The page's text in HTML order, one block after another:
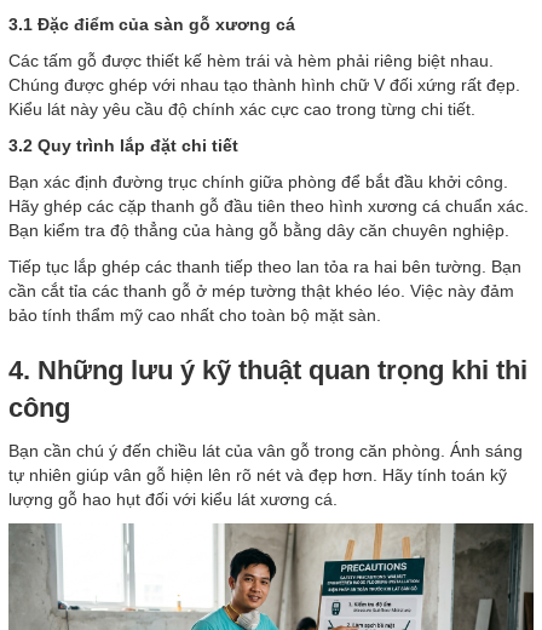
3.1 Đặc điểm của sàn gỗ xương cá
Các tấm gỗ được thiết kế hèm trái và hèm phải riêng biệt nhau.
Chúng được ghép với nhau tạo thành hình chữ V đối xứng rất đẹp.
Kiểu lát này yêu cầu độ chính xác cực cao trong từng chi tiết.
3.2 Quy trình lắp đặt chi tiết
Bạn xác định đường trục chính giữa phòng để bắt đầu khởi công.
Hãy ghép các cặp thanh gỗ đầu tiên theo hình xương cá chuẩn xác.
Bạn kiểm tra độ thẳng của hàng gỗ bằng dây căn chuyên nghiệp.
Tiếp tục lắp ghép các thanh tiếp theo lan tỏa ra hai bên tường. Bạn
cần cắt tỉa các thanh gỗ ở mép tường thật khéo léo. Việc này đảm
bảo tính thẩm mỹ cao nhất cho toàn bộ mặt sàn.
4. Những lưu ý kỹ thuật quan trọng khi thi
công
Bạn cần chú ý đến chiều lát của vân gỗ trong căn phòng. Ánh sáng
tự nhiên giúp vân gỗ hiện lên rõ nét và đẹp hơn. Hãy tính toán kỹ
lượng gỗ hao hụt đối với kiểu lát xương cá.